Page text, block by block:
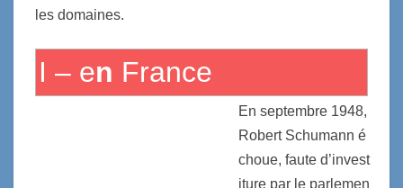
les domaines.
I – en France
En septembre 1948,
Robert Schumann é
choue, faute d’invest
iture par le parlemen